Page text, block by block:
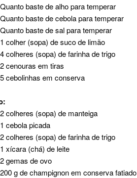
Quanto baste de alho para temperar
Quanto baste de cebola para temperar
Quanto baste de sal para temperar
1 colher (sopa) de suco de limão
4 colheres (sopa) de farinha de trigo
2 cenouras em tiras
5 cebolinhas em conserva
2 colheres (sopa) de manteiga
1 cebola picada
2 colheres (sopa) de farinha de trigo
1 xícara (chá) de leite
2 gemas de ovo
200 g de champignon em conserva fatiado